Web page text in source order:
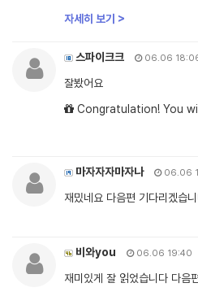
자세히 보기 >
스파이크크 06.06
잘봤어요
Congratulation! You
마자자자마자나 06.06
재밌네요 다음편 기다리겠습
비와you 06.06 19:40
재미있게 잘 읽었습니다 다음